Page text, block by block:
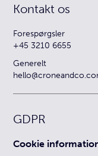
Kontakt os
Forespørgsler
+45 3210 6655
Generelt
GDPR
Cookie